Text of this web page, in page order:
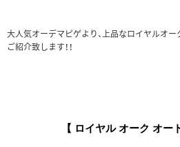
大人気オーデマピゲより、上品なロイヤルオー
ご紹介致します！！
【 ロイヤル オーク オー